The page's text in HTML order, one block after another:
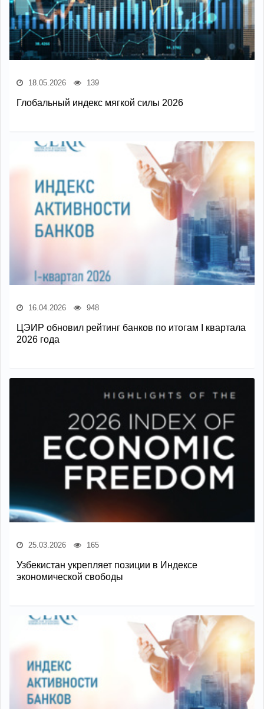
18.05.2026 139
Глобальный индекс мягкой силы 2026
16.04.2026 948
ЦЭИР обновил рейтинг банков по итогам I квартала
2026 года
25.03.2026 165
Узбекистан укрепляет позиции в Индексе
экономической свободы